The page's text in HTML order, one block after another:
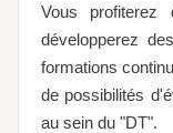
Vous profiterez
développerez
formations
de possibilités
au sein du "DT".